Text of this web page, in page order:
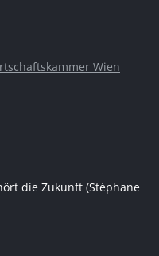
Wien
die Zukunft (Stéphane